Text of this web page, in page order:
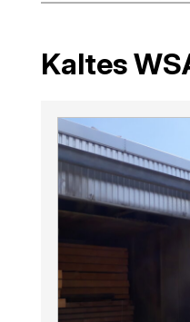
Kaltes